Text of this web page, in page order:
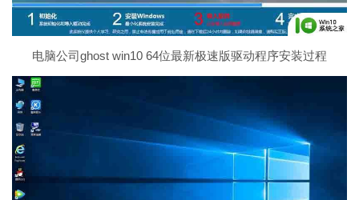
电脑公司ghost win10 64位最新极速版驱动程序安装过程